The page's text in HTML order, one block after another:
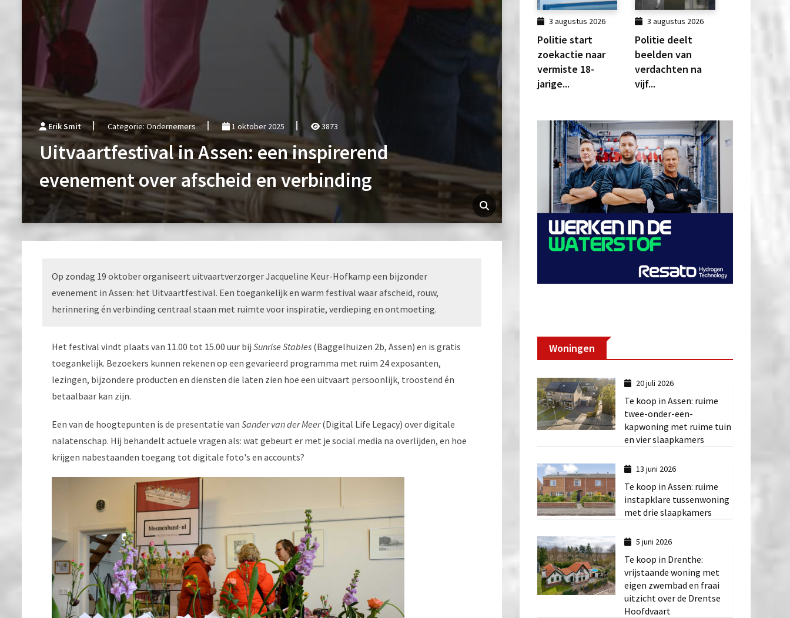
Erik Smit Categorie: Ondernemers 1 oktober 2025 3873
Uitvaartfestival in Assen: een inspirerend
evenement over afscheid en verbinding
Op zondag 19 oktober organiseert uitvaartverzorger Jacqueline Keur-Hofkamp een bijzonder
evenement in Assen: het Uitvaartfestival. Een toegankelijk en warm festival waar afscheid, rouw,
herinnering én verbinding centraal staan met ruimte voor inspiratie, verdieping en ontmoeting.
Het festival vindt plaats van 11.00 tot 15.00 uur bij Sunrise Stables (Baggelhuizen 2b, Assen) en is gratis
toegankelijk. Bezoekers kunnen rekenen op een gevarieerd programma met ruim 24 exposanten,
lezingen, bijzondere producten en diensten die laten zien hoe een uitvaart persoonlijk, troostend én
betaalbaar kan zijn.
Een van de hoogtepunten is de presentatie van Sander van der Meer(Digital Life Legacy) over digitale
nalatenschap. Hij behandelt actuele vragen als: wat gebeurt er met je social media na overlijden, en hoe
krijgen nabestaanden toegang tot digitale foto's en accounts?
3 augustus 2026
Politie start
zoekactie naar
vermiste 18-
jarige...
3 augustus 2026
Politie deelt
beelden van
verdachten na
vijf...
Woningen
20 juli 2026
Te koop in Assen: ruime
twee-onder-een-
kapwoning met ruime tuin
en vier slaapkamers
13 juni 2026
Te koop in Assen: ruime
instapklare tussenwoning
met drie slaapkamers
5 juni 2026
Te koop in Drenthe:
vrijstaande woning met
eigen zwembad en fraai
uitzicht over de Drentse
Hoofdvaart